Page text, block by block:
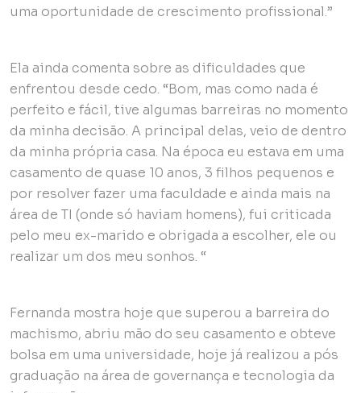
uma oportunidade de crescimento profissional.”
Ela ainda comenta sobre as dificuldades que
enfrentou desde cedo. “Bom, mas como nada é
perfeito e fácil, tive algumas barreiras no momento
da minha decisão. A principal delas, veio de dentro
da minha própria casa. Na época eu estava em uma
casamento de quase 10 anos, 3 filhos pequenos e
por resolver fazer uma faculdade e ainda mais na
área de TI (onde só haviam homens), fui criticada
pelo meu ex-marido e obrigada a escolher, ele ou
realizar um dos meu sonhos. “
Fernanda mostra hoje que superou a barreira do
machismo, abriu mão do seu casamento e obteve
bolsa em uma universidade, hoje já realizou a pós
graduação na área de governança e tecnologia da